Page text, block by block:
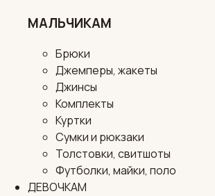
МАЛЬЧИКАМ
Брюки
Джемперы, жакеты
Джинсы
Комплекты
Куртки
Сумки и рюкзаки
Толстовки, свитшоты
Футболки, майки, поло
ДЕВОЧКАМ